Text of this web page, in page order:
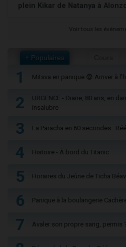
plein Kikar de Natanya à
Voir tous les
+ Populaires
1 Mitsva en panique 😨 Arriver à
2
URGENCE - Diane, 80 ans, en
insalubre
3 La Paracha en 60 secondes : Réé
4 Histoire - À bord du Titanic
5 Horaires du Jeûne de Ticha Béav
6 Panique à la boulangerie
7 Avaler son propre sang, permis